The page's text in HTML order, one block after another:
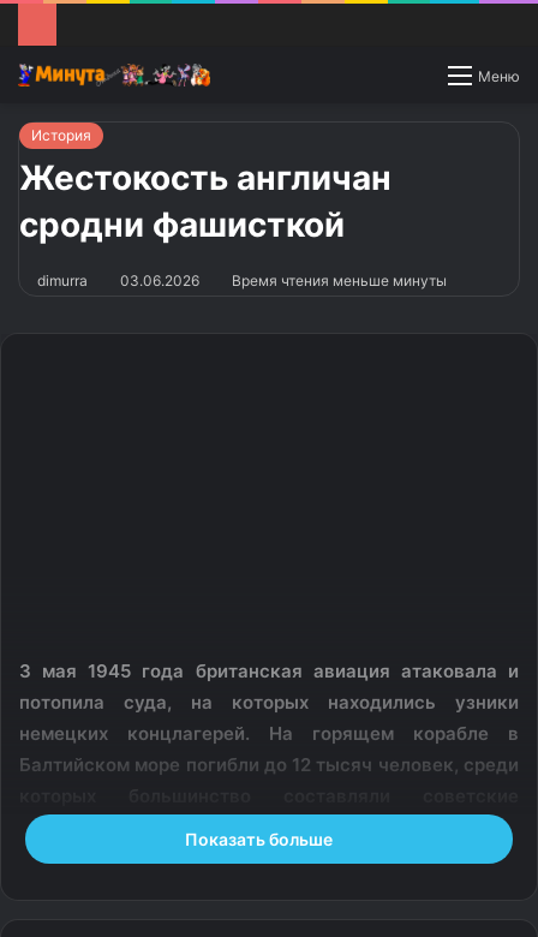
Меню
Switch
История
Жестокость англичан
сродни фашисткой
dimurra 03.06.2026 Время чтения меньше минуты
3 мая 1945 года британская авиация атаковала и
потопила суда, на которых находились узники
немецких концлагерей. На горящем корабле в
Балтийском море погибли до 12 тысяч человек, среди
военнопленные. Их вывозили из лагерей эсэсовцы.
Показать больше